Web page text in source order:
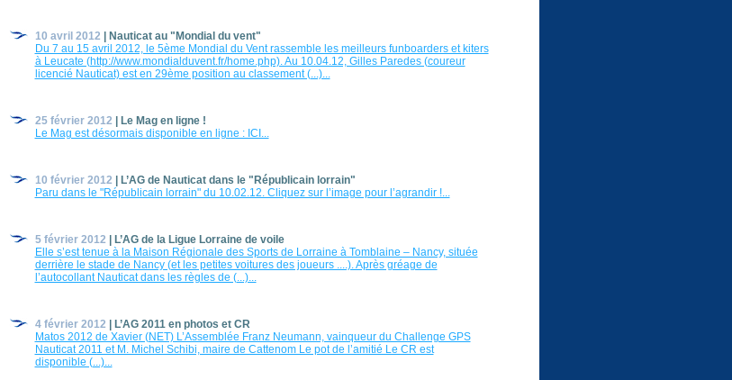
10 avril 2012 | Nauticat au "Mondial du vent"
Du 7 au 15 avril 2012, le 5ème Mondial du Vent rassemble les meilleurs funboarders et kiters
à Leucate (http://www.mondialduvent.fr/home.php). Au 10.04.12, Gilles Paredes (coureur
licencié Nauticat) est en 29ème position au classement (...)...
25 février 2012 | Le Mag en ligne !
Le Mag est désormais disponible en ligne : ICI...
10 février 2012 | L’AG de Nauticat dans le "Républicain lorrain"
Paru dans le "Républicain lorrain" du 10.02.12. Cliquez sur l’image pour l’agrandir !...
5 février 2012 | L’AG de la Ligue Lorraine de voile
Elle s’est tenue à la Maison Régionale des Sports de Lorraine à Tomblaine – Nancy, située
derrière le stade de Nancy (et les petites voitures des joueurs ....). Après gréage de
l’autocollant Nauticat dans les règles de (...)...
4 février 2012 | L’AG 2011 en photos et CR
Matos 2012 de Xavier (NET) L’Assemblée Franz Neumann, vainqueur du Challenge GPS
Nauticat 2011 et M. Michel Schibi, maire de Cattenom Le pot de l’amitié Le CR est
disponible (...)...